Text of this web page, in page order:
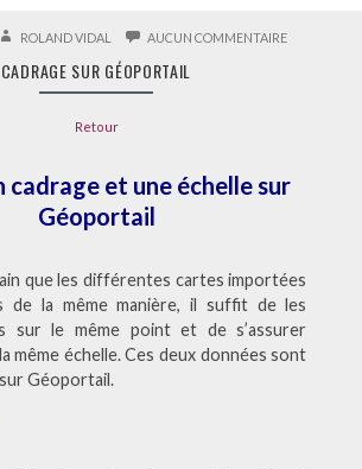
AUTEURROLAND VIDAL AUCUN COMMENTAIRESUR
CADRAGE SUR GÉOPORTAIL
Retour
cadrage et une échelle sur
Géoportail
que les différentes cartes importées
de la même manière, il suffit de les
sur le même point et de s’assurer
même échelle. Ces deux données sont
Géoportail.